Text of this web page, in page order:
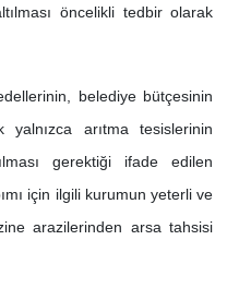
öncelikli tedbir olarak
belediye bütçesinin
arıtma tesislerinin
gerektiği ifade edilen
için ilgili kurumun yeterli ve
arazilerinden arsa tahsisi